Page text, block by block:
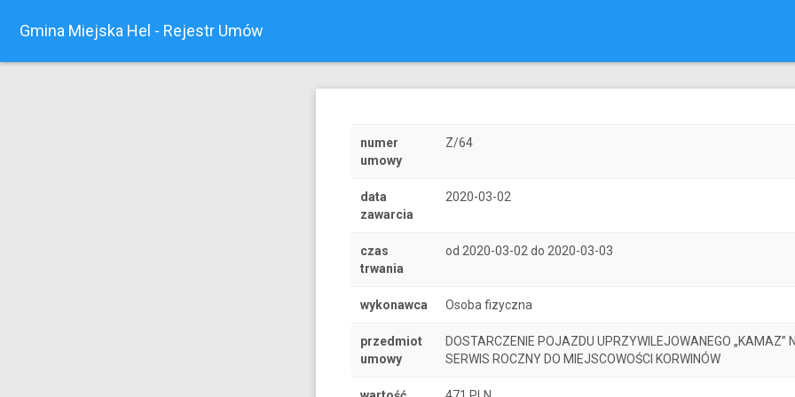
Gmina Miejska Hel - Rejestr Umów
numer
umowy
Z/64
data
zawarcia
2020-03-02
czas
trwania
od 2020-03-02 do 2020-03-03
wykonawca Osoba fizyczna
przedmiot
umowy
DOSTARCZENIE POJAZDU UPRZYWILEJOWANEGO „KAMAZ”
SERWIS ROCZNY DO MIEJSCOWOŚCI KORWINÓW